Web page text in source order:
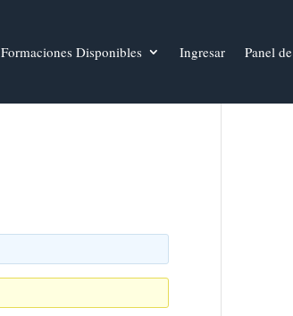
Formaciones Disponibles Ingresar Panel